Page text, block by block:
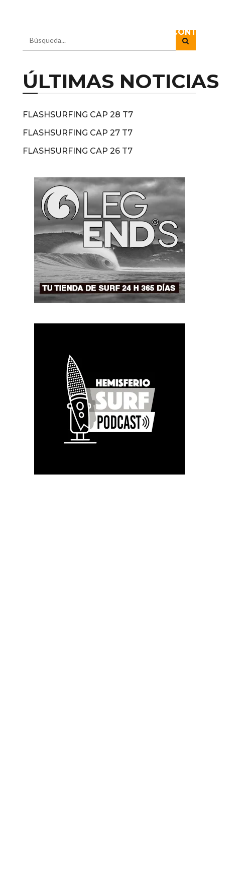
CONTACTO
ÚLTIMAS NOTICIAS
FLASHSURFING CAP 28 T7
FLASHSURFING CAP 27 T7
FLASHSURFING CAP 26 T7